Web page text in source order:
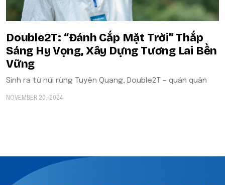
Double2T: “Đánh Cắp Mặt Trời” Thắp
Sáng Hy Vọng, Xây Dựng Tương Lai Bền
Vững
Sinh ra từ núi rừng Tuyên Quang, Double2T – quán quân
NOVEMBER 20, 2024